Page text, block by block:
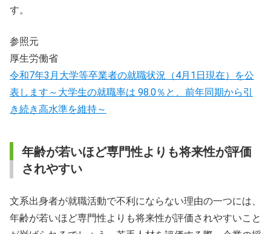
す。
参照元
厚生労働省
令和7年3月大学等卒業者の就職状況（4月1日現在）を公
表します～大学生の就職率は 98.0％と、前年同期から引
き続き高水準を維持～
年齢が若いほど専門性よりも将来性が評価
されやすい
文系出身者が就職活動で不利にならない理由の一つには、
年齢が若いほど専門性よりも将来性が評価されやすいこと